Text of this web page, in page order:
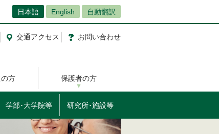
日本語 English 自動翻訳
交通アクセス お問い合わせ
方 保護者の方
学部･大学院等 研究所･施設等